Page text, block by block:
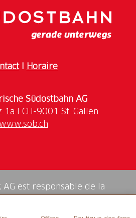
I Horaire
Südostbahn AG
www.sob.ch
AG est responsable de la